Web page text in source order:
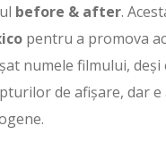
before & after.
pentru a promova
numele filmului,
de afișare, dar